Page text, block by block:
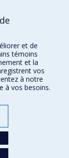
et de
témoins
et la
vos
à notre
à vos besoins.